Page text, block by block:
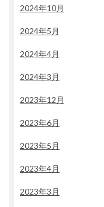
2024年10月
2024年5月
2024年4月
2024年3月
2023年12月
2023年6月
2023年5月
2023年4月
2023年3月